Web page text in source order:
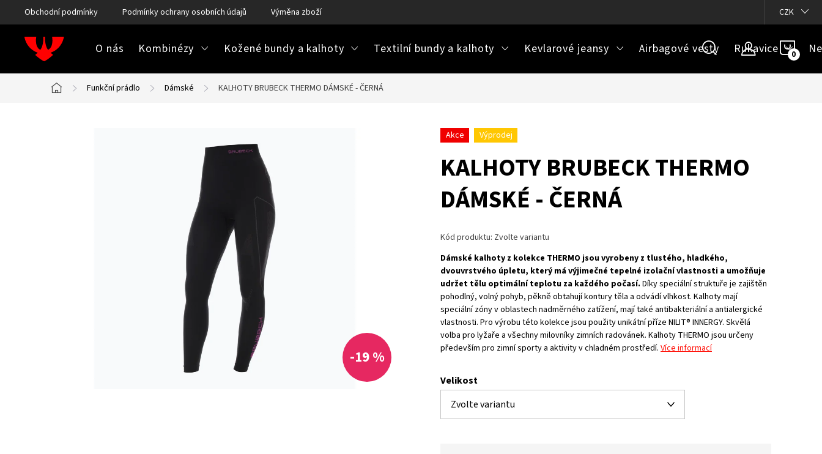
na
obsah
Obchodní podmínky Podmínky ochrany osobních údajů Výměna zboží CZK
O nás Kombinézy Kožené bundy a kalhoty Textilní bundy a kalhoty Kevlarové jeansy Airbagové vesty Rukavice
Domů
Funkční prádlo Dámské KALHOTY BRUBECK THERMO DÁMSKÉ - ČERNÁ
-19 %
Akce Výprodej
KALHOTY BRUBECK THERMO
DÁMSKÉ - ČERNÁ
Kód produktu: Zvolte variantu
Dámské kalhoty z kolekce THERMO jsou vyrobeny z tlustého, hladkého,
dvouvrstvého úpletu, který má výjimečné tepelné izolační vlastnosti a umožňuje
udržet tělu optimální teplotu za každého počasí. Díky speciální struktuře je zajištěn
pohodlný, volný pohyb, pěkně obtahují kontury těla a odvádí vlhkost. Kalhoty mají
speciální zóny v oblastech nadměrného zatížení, mají také antibakteriální a antialergické
vlastnosti. Pro výrobu této kolekce jsou použity unikátní příze NILIT® INNERGY. Skvělá
volba pro lyžaře a všechny milovníky zimních radovánek. Kalhoty THERMO jsou určeny
především pro zimní sporty a aktivity v chladném prostředí. Více informací
Velikost